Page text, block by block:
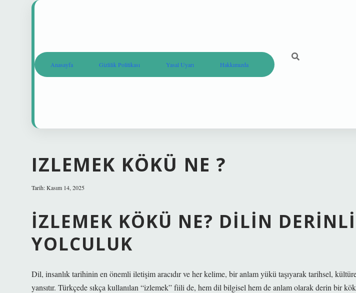
Anasayfa Gizlilik Politikası Yasal Uyarı Hakkımızda
IZLEMEK KÖKÜ NE ?
Tarih: Kasım 14, 2025
İZLEMEK KÖKÜ NE? DILIN
YOLCULUK
Dil, insanlık tarihinin en önemli iletişim aracıdır ve her kelime, bir anlam yükü taşıyarak tarihsel,
yansıtır. Türkçede sıkça kullanılan “izlemek” fiili de, hem dil bilgisel hem de anlam olarak derin bir